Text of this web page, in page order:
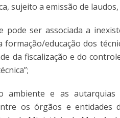
sujeito a emissão de
pode ser associada a
formação/educação dos
da fiscalização e do
ambiente e as
os órgãos e